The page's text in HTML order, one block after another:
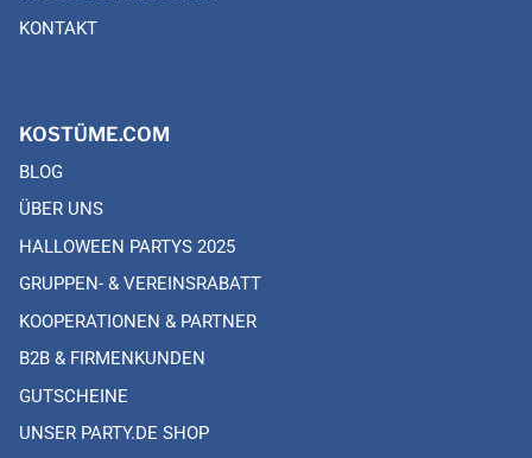
KONTAKT
KOSTÜME.COM
BLOG
ÜBER UNS
HALLOWEEN PARTYS 2025
GRUPPEN- & VEREINSRABATT
KOOPERATIONEN & PARTNER
B2B & FIRMENKUNDEN
GUTSCHEINE
UNSER PARTY.DE SHOP